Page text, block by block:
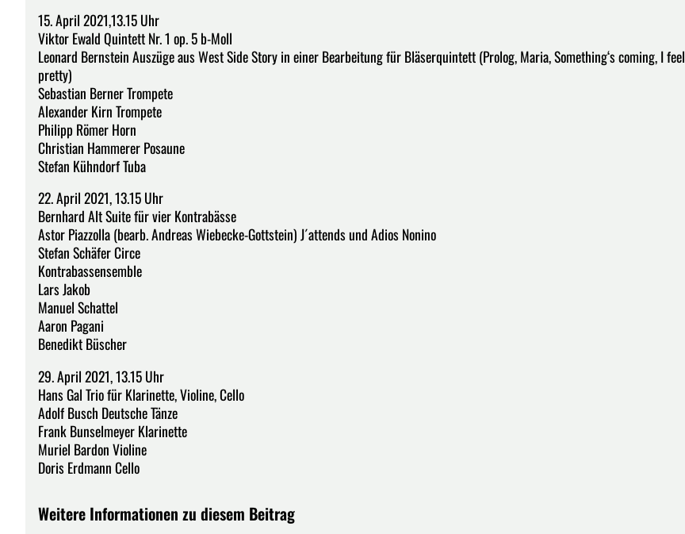
15. April 2021,13.15 Uhr
Viktor Ewald Quintett Nr. 1 op. 5 b-Moll
Leonard Bernstein Auszüge aus West Side Story in einer Bearbeitung für Bläserquintett (Prolog, Maria, Something‘s coming, I feel
pretty)
Sebastian Berner Trompete
Alexander Kirn Trompete
Philipp Römer Horn
Christian Hammerer Posaune
Stefan Kühndorf Tuba
22. April 2021, 13.15 Uhr
Bernhard Alt Suite für vier Kontrabässe
Astor Piazzolla (bearb. Andreas Wiebecke-Gottstein) J´attends und Adios Nonino
Stefan Schäfer Circe
Kontrabassensemble
Lars Jakob
Manuel Schattel
Aaron Pagani
Benedikt Büscher
29. April 2021, 13.15 Uhr
Hans Gal Trio für Klarinette, Violine, Cello
Adolf Busch Deutsche Tänze
Frank Bunselmeyer Klarinette
Muriel Bardon Violine
Doris Erdmann Cello
Weitere Informationen zu diesem Beitrag